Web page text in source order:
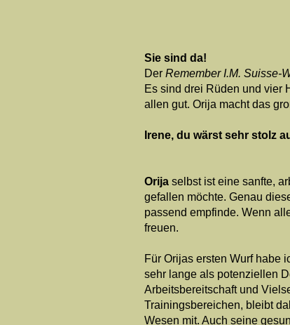
Sie sind da!
Der Remember I.M. Suisse-
Es sind drei Rüden und vier
allen gut. Orija macht das
Irene, du wärst sehr stolz
​Orija selbst ist eine sanfte,
gefallen möchte. Genau
passend empfinde. Wenn
freuen.
Für Orijas ersten Wurf habe
sehr lange als potenziellen
Arbeitsbereitschaft und
Trainingsbereichen, bleibt
Wesen mit. Auch seine